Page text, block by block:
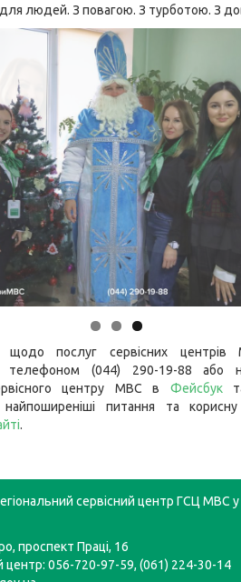
людей. З повагою. З турботою. З
щодо послуг сервісних
телефоном (044) 290-19-88 або
центру МВС в Фейсбук
найпоширеніші питання та
.
сервісний центр ГСЦ МВС у
проспект Праці, 16
центр: 056-720-97-59, (061) 224-30-14